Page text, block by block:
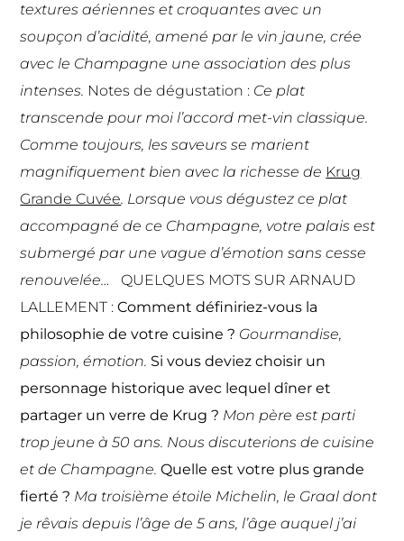
textures aériennes et croquantes avec un
soupçon d’acidité, amené par le vin jaune, crée
avec le Champagne une association des plus
intenses. Notes de dégustation : Ce plat
transcende pour moi l’accord met-vin classique.
Comme toujours, les saveurs se marient
magnifiquement bien avec la richesse de Krug
Grande Cuvée. Lorsque vous dégustez ce plat
accompagné de ce Champagne, votre palais est
submergé par une vague d’émotion sans cesse
renouvelée…
QUELQUES MOTS SUR ARNAUD
LALLEMENT :Comment définiriez-vous la
philosophie de votre cuisine ? Gourmandise,
passion, émotion. Si vous deviez choisir un
personnage historique avec lequel dîner et
partager un verre de Krug ? Mon père est parti
trop jeune à 50 ans. Nous discuterions de cuisine
et de Champagne. Quelle est votre plus grande
fierté ? Ma troisième étoile Michelin, le Graal dont
je rêvais depuis l’âge de 5 ans, l’âge auquel j’ai